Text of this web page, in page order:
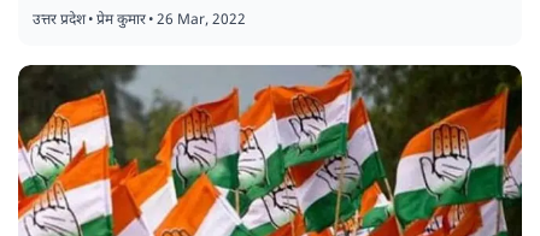
उत्तर प्रदेश•प्रेम कुमार•26 Mar, 2022